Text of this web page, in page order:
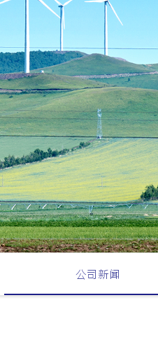
公司新闻